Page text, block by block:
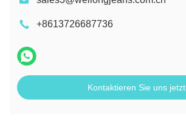
+8613726687736
Kontaktieren Sie uns jetzt